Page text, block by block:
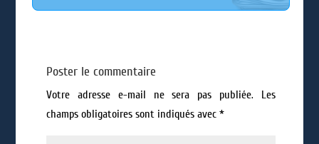
Poster le commentaire
Votre adresse e-mail ne sera pas publiée.
Les
champs obligatoires sont indiqués avec *